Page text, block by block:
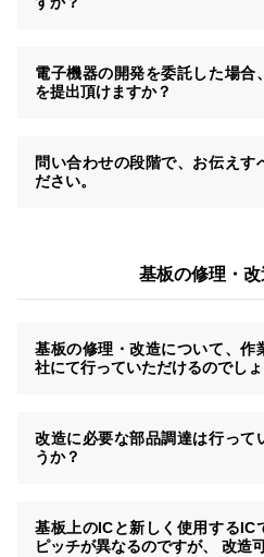
電子機器の開発を委託した場合
を提出頂けますか？
問い合わせの段階で、お伝えす
ださい。
基板の修理・
基板の修理・改造について、作
社にて行っていただけるのでしょ
改造に必要な部品調達は行って
うか？
基板上のICと新しく使用するIC
ピッチが異なるのですが、 改造